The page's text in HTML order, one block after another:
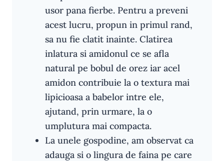
usor pana fierbe. Pentru a preveni
acest lucru, propun in primul rand,
sa nu fie clatit inainte. Clatirea
inlatura si amidonul ce se afla
natural pe bobul de orez iar acel
amidon contribuie la o textura mai
lipicioasa a babelor intre ele,
ajutand, prin urmare, la o
umplutura mai compacta.
La unele gospodine, am observat ca
adauga si o lingura de faina pe care